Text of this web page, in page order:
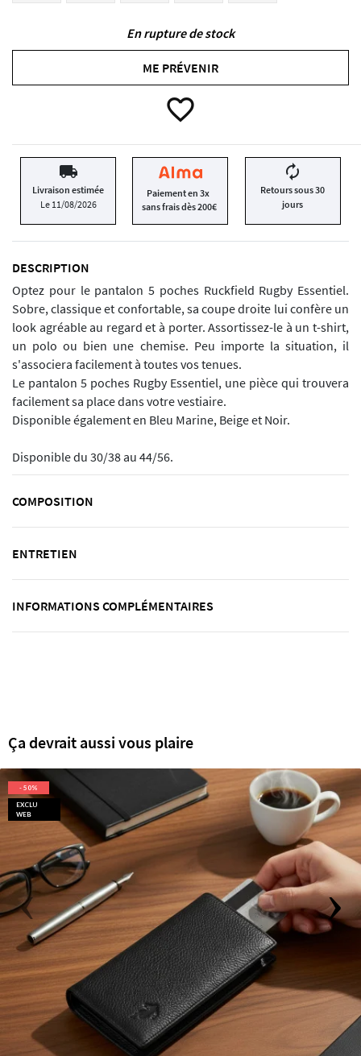
En rupture de stock
ME PRÉVENIR
favorite_border
local_shipping
Livraison estimée
Le 11/08/2026
Paiement en 3x
sans frais dès 200€
autorenew
Retours sous 30
jours
DESCRIPTION
Optez pour le pantalon 5 poches Ruckfield Rugby Essentiel.
Sobre, classique et confortable, sa coupe droite lui confère un
look agréable au regard et à porter. Assortissez-le à un t-shirt,
un polo ou bien une chemise. Peu importe la situation, il
s'associera facilement à toutes vos tenues.
Le pantalon 5 poches Rugby Essentiel, une pièce qui trouvera
facilement sa place dans votre vestiaire.
Disponible également en Bleu Marine, Beige et Noir.
Disponible du 30/38 au 44/56.
COMPOSITION
ENTRETIEN
INFORMATIONS COMPLÉMENTAIRES
Ça devrait aussi vous plaire
EXCLU
WEB
- 50%